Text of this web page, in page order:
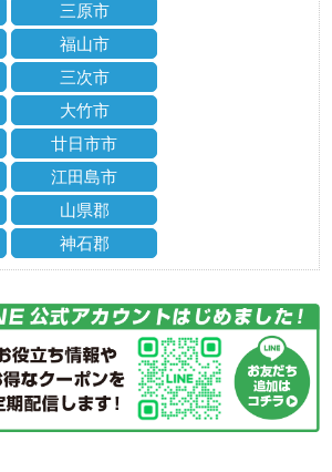
三原市
福山市
三次市
大竹市
廿日市市
江田島市
山県郡
神石郡